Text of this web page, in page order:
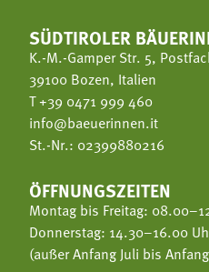
SÜDTIROLER
K.-M.-Gamper Str. 5,
39100 Bozen, Italien
T+39 0471 999 460
info@baeuerinnen.it
St.-Nr.: 02399880216
ÖFFNUNGSZEITEN
Montag bis Freitag:
Donnerstag: 14.30–16.00
(außer Anfang Juli bis